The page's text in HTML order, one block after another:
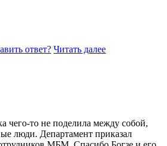
ответ? Читать далее
чего-то не поделила между собой,
люди. Департамент приказал